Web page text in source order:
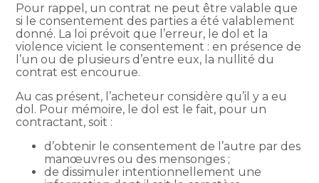
Pour rappel, un contrat ne peut être valable que
si le consentement des parties a été valablement
donné. La loi prévoit que l’erreur, le dol et la
violence vicient le consentement : en présence de
l’un ou de plusieurs d’entre eux, la nullité du
contrat est encourue.
Au cas présent, l’acheteur considère qu’il y a eu
dol. Pour mémoire, le dol est le fait, pour un
contractant, soit :
d’obtenir le consentement de l’autre par des
manœuvres ou des mensonges ;
de dissimuler intentionnellement une